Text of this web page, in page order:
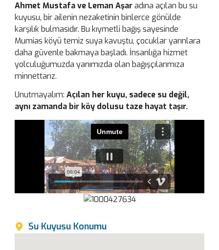
Ahmet Mustafa ve Leman Aşaradına açılan bu su
kuyusu, bir ailenin nezaketinin binlerce gönülde
karşılık bulmasıdır. Bu kıymetli bağış sayesinde
Mumias köyü temiz suya kavuştu, çocuklar yarınlara
daha güvenle bakmaya başladı. İnsanlığa hizmet
yolculuğumuzda yanımızda olan bağışçılarımıza
minnettarız.
Unutmayalım: Açılan her kuyu, sadece su değil,
aynı zamanda bir köy dolusu taze hayat taşır.
Su Kuyusu Konumu